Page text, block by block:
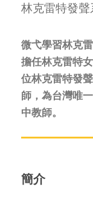
林克雷特發聲
微弋學習林克
擔任林克雷特
位林克雷特發
師，為台灣唯
中教師。
簡介